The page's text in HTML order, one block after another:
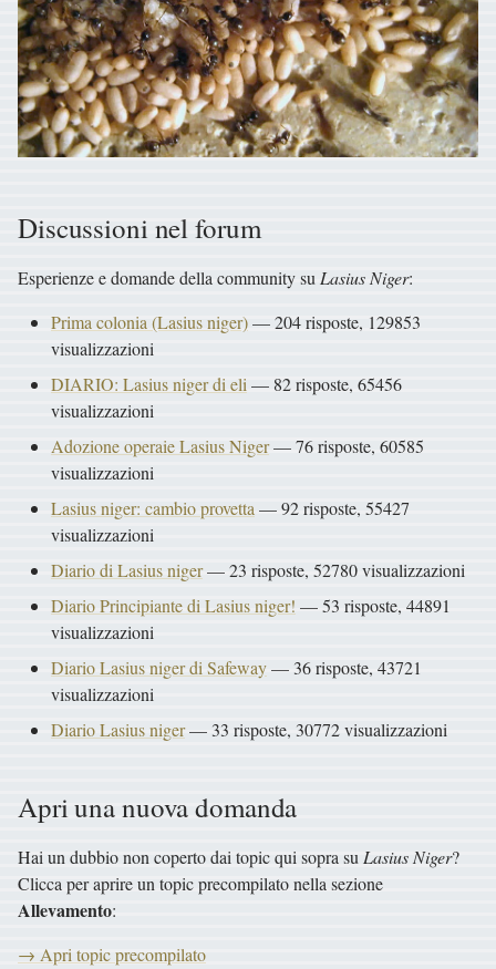
Discussioni nel forum
Esperienze e domande della community suLasius Niger:
Prima colonia (Lasius niger)— 204 risposte, 129853
visualizzazioni
DIARIO: Lasius niger di eli— 82 risposte, 65456
visualizzazioni
Adozione operaie Lasius Niger— 76 risposte, 60585
visualizzazioni
Lasius niger: cambio provetta— 92 risposte, 55427
visualizzazioni
Diario di Lasius niger— 23 risposte, 52780 visualizzazioni
Diario Principiante di Lasius niger! — 53 risposte, 44891
visualizzazioni
Diario Lasius niger di Safeway— 36 risposte, 43721
visualizzazioni
Diario Lasius niger— 33 risposte, 30772 visualizzazioni
Apri una nuova domanda
Hai un dubbio non coperto dai topic qui sopra suLasius Niger?
Clicca per aprire un topic precompilato nella sezione
Allevamento:
→ Apri topic precompilato